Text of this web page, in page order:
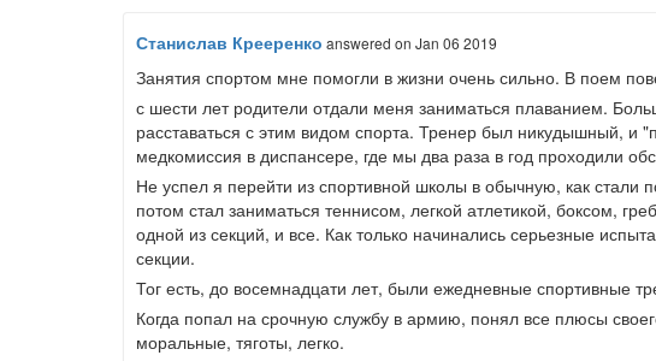
Станислав Крееренко answered on Jan 06 2019
Занятия спортом мне помогли в жизни очень сильно. В поем
с шести лет родители отдали меня заниматься плаванием.
расставаться с этим видом спорта. Тренер был никудышный, и
медкомиссия в диспансере, где мы два раза в год проходили
Не успел я перейти из спортивной школы в обычную, как стали
потом стал заниматься теннисом, легкой атлетикой, боксом,
одной из секций, и все. Как только начинались серьезные
секции.
Тог есть, до восемнадцати лет, были ежедневные спортивные
Когда попал на срочную службу в армию, понял все плюсы
моральные, тяготы, легко.